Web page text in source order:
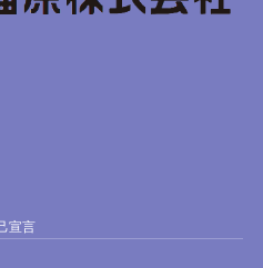
宣言